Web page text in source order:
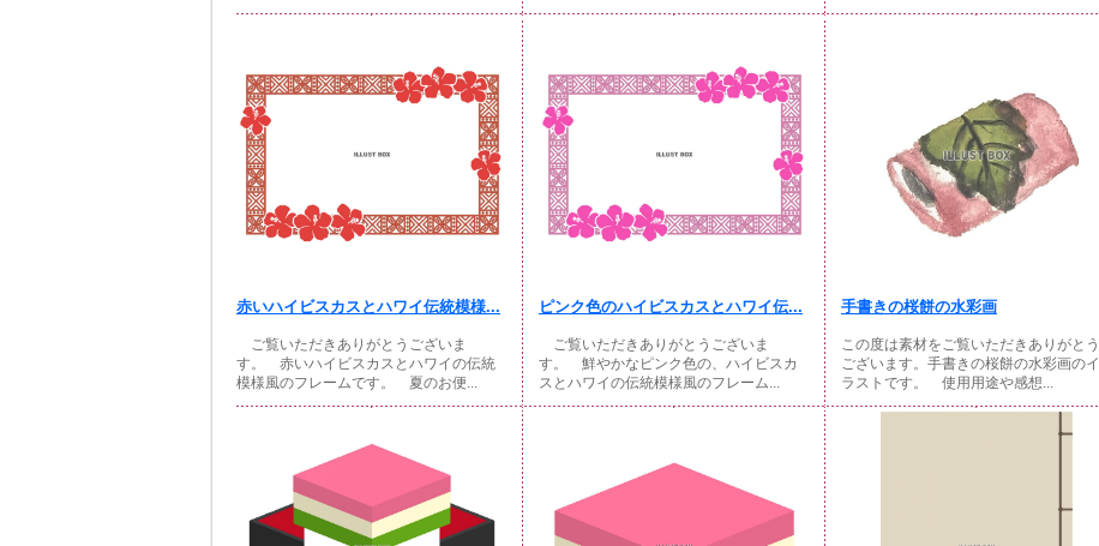
赤いハイビスカスとハワイ伝統模様...
ご覧いただきありがとうございま
す。 赤いハイビスカスとハワイの伝統
模様風のフレームです。 夏のお便...
ピンク色のハイビスカスとハワイ伝...
ご覧いただきありがとうございま
す。 鮮やかなピンク色の、ハイビスカ
スとハワイの伝統模様風のフレーム...
手書きの桜餅の水彩画
この度は素材をご覧いただきありがとう
ございます。手書きの桜餅の水彩画のイ
ラストです。 使用用途や感想...